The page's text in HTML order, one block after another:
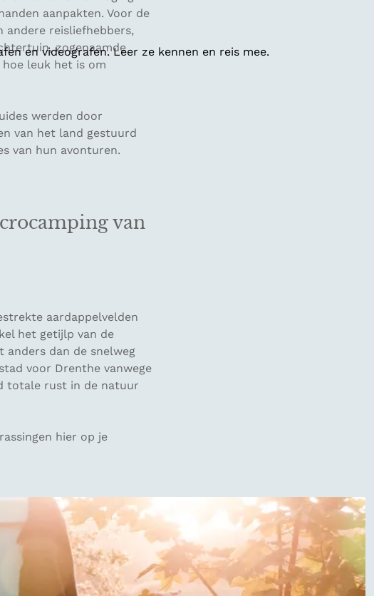
en videografen. Leer ze kennen en reis mee.
aanpakten. Voor de
andere reisliefhebbers,
zogenaamde
hoe leuk het is om
werden door
van het land gestuurd
van hun avonturen.
van
aardappelvelden
het getijlp van de
anders dan de snelweg
voor Drenthe vanwege
totale rust in de natuur
hier op je